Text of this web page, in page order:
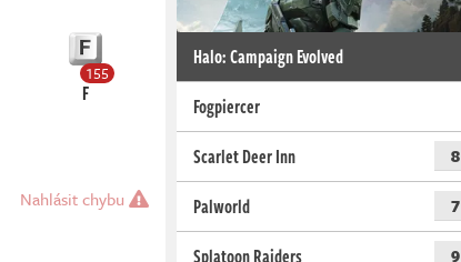
155
F
Nahlásit chybu
Halo: Campaign Evolved
Fogpiercer
Scarlet Deer Inn
8
Palworld 7
9